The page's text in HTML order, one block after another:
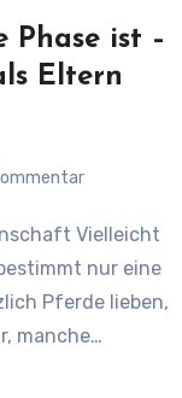
Phase ist –
Eltern
nur eine
Pferde lieben,
manche…